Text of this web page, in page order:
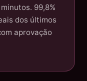
99,8%
dos últimos
aprovação